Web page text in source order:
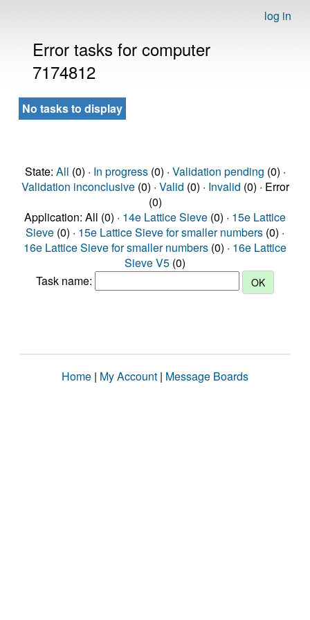
log in
Error tasks for computer
7174812
No tasks to display
State: All (0) · In progress(0) · Validation pending (0) ·
Validation inconclusive(0) · Valid (0) · Invalid (0) · Error
(0)
Application: All (0) · 14e Lattice Sieve (0) · 15e Lattice
Sieve (0) · 15e Lattice Sieve for smaller numbers (0) ·
16e Lattice Sieve for smaller numbers (0) · 16e Lattice
Sieve V5 (0)
Task name:
Home | My Account | Message Boards